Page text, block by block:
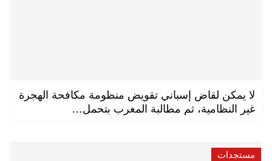
لا يمكن لقاض إسباني تقويض منظومة مكافحة الهجرة
غير النظامية، ثم مطالبة المغرب بتحمل…
مستجدات